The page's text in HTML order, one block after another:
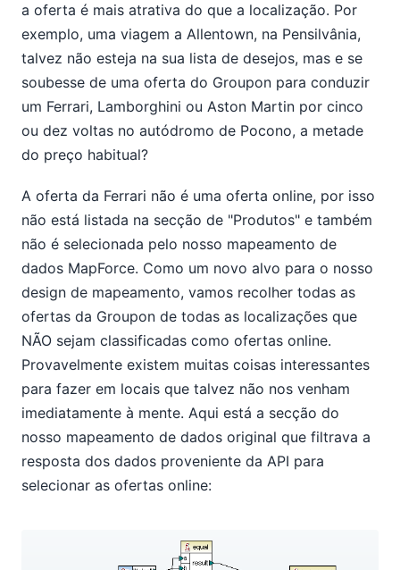
a oferta é mais atrativa do que a localização. Por
exemplo, uma viagem a Allentown, na Pensilvânia,
talvez não esteja na sua lista de desejos, mas e se
soubesse de uma oferta do Groupon para conduzir
um Ferrari, Lamborghini ou Aston Martin por cinco
ou dez voltas no autódromo de Pocono, a metade
do preço habitual?
A oferta da Ferrari não é uma oferta online, por isso
não está listada na secção de "Produtos" e também
não é selecionada pelo nosso mapeamento de
dados MapForce. Como um novo alvo para o nosso
design de mapeamento, vamos recolher todas as
ofertas da Groupon de todas as localizações que
NÃO sejam classificadas como ofertas online.
Provavelmente existem muitas coisas interessantes
para fazer em locais que talvez não nos venham
imediatamente à mente. Aqui está a secção do
nosso mapeamento de dados original que filtrava a
resposta dos dados proveniente da API para
selecionar as ofertas online: